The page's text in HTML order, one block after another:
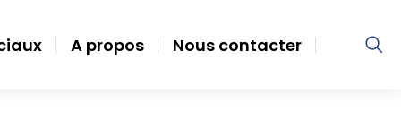
A propos Nous contacter